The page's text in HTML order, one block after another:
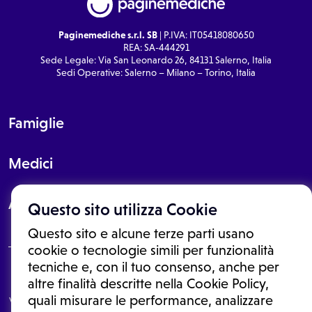
Questo sito utilizza Cookie
Questo sito e alcune terze parti usano
cookie o tecnologie simili per funzionalità
tecniche e, con il tuo consenso, anche per
altre finalità descritte nella Cookie Policy,
quali misurare le performance, analizzare
Paginemediche s.r.l. SB| P.IVA: IT05418080650
REA: SA-444291
Sede Legale: Via San Leonardo 26, 84131 Salerno, Italia
Sedi Operative: Salerno – Milano – Torino, Italia
Famiglie
Medici
About
Le informazioni proposte in questo sito non sono un consulto medico.
In nessun caso, queste informazioni sostituiscono un consulto, una
visita o una diagnosi formulata dal medico. Non si devono considerare